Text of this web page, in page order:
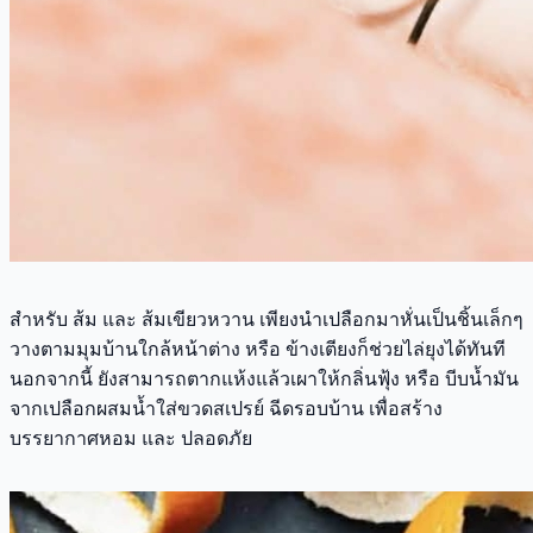
สำหรับ ส้ม และ ส้มเขียวหวาน เพียงนำเปลือกมาหั่นเป็นชิ้นเล็กๆ
วางตามมุมบ้านใกล้หน้าต่าง หรือ ข้างเตียงก็ช่วยไล่ยุงได้ทันที
นอกจากนี้ ยังสามารถตากแห้งแล้วเผาให้กลิ่นฟุ้ง หรือ บีบน้ำมัน
จากเปลือกผสมน้ำใส่ขวดสเปรย์ ฉีดรอบบ้าน เพื่อสร้าง
บรรยากาศหอม และ ปลอดภัย